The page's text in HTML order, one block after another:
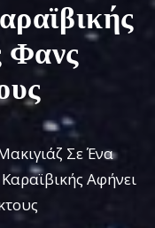
Φανς
Σε Ένα
Αφήνει